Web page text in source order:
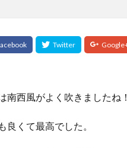
南西風がよく吹きましたね！
良くて最高でした。